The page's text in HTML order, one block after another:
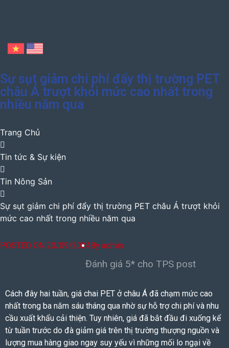
Sự sụt giảm chi phí đẩy thị trường PET
châu Á trượt khỏi mức cao nhất trong
nhiều năm qua
Trang Chủ
Tin tức & Sự kiện
Tin Nông Sản
Sự sụt giảm chi phí đẩy thị trường PET châu Á trượt khỏi
mức cao nhất trong nhiều năm qua
POSTED ON 20/09/2024By admin
Đánh giá 5* cho TPS post
Cách đây hai tuần, giá chai PET ở châu Á đã chạm mức cao
nhất trong ba năm sáu tháng qua nhờ sự hỗ trợ chi phí và nhu
cầu xuất khẩu cải thiện. Tuy nhiên, giá đã bắt đầu đi xuống kể
từ tuần trước do đà giảm giá trên thị trường thượng nguồn và
lượng mua hàng giao ngay suy yếu vì những mối lo ngại về